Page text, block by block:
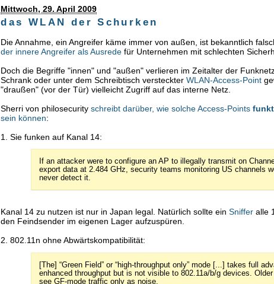
Mittwoch, 29. April 2009
das WLAN der Schurken
Die Annahme, ein Angreifer käme immer von außen, ist bekanntlich
der innere Angreifer als Ausrede für Unternehmen mit schlechten
Doch die Begriffe "innen" und "außen" verlieren im Zeitalter der
Schrank oder unter dem Schreibtisch versteckterWLAN-Access-Point
"draußen" (vor der Tür) vielleicht Zugriff auf das interne Netz.
Sherri von philosecurityschreibt darüber, wie solche Access-Points
sein können:
1. Sie funken auf Kanal 14:
If an attacker were to configure an AP to illegally transmit on
export data at 2.484 GHz, security teams monitoring US channels
never detect it.
Kanal 14 zu nutzen ist nur in Japan legal. Natürlich sollte einSniffer alle
den Feindsender im eigenen Lager aufzuspüren.
2. 802.11n ohne Abwärtskompatibilität:
[The] “Green Field” or “high-throughput only” mode [...] takes full
enhanced throughput but is not visible to 802.11a/b/g devices. Older
see GF-mode traffic only as noise.